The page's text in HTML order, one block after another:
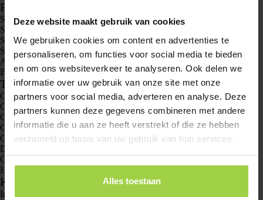
Deze website maakt gebruik van cookies
We gebruiken cookies om content en advertenties te
personaliseren, om functies voor social media te bieden
en om ons websiteverkeer te analyseren. Ook delen we
informatie over uw gebruik van onze site met onze
partners voor social media, adverteren en analyse. Deze
partners kunnen deze gegevens combineren met andere
informatie die u aan ze heeft verstrekt of die ze hebben
verzameld op basis van uw gebruik van hun services.
Alles toestaan
Producten
Spotter GPS tracker X10
Spotter Senior GPS Watch
Spotter GPS Watch Explorer
Spotter GPS Watch Kids
Animal Spotter
Bekijk alle producten
Toepassingen
GPS trackers
GPS tracker voor kinderen
GPS horloges voor kinderen
GPS tracker voor katten
GPS tracker voor honden
Dé GPS tracker voor ouderen mét Alarmknop
GPS tracker bij Dementie en Alzheimer
Hét senioren alarm horloge zonder abonnement
Klantenservice
Inloggen